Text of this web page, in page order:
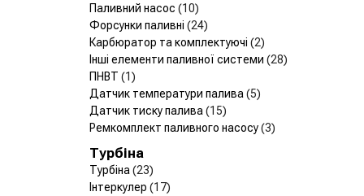
Паливний насос (10)
Форсунки паливні (24)
Карбюратор та комплектуючі (2)
Інші елементи паливної системи (28)
ПНВТ (1)
Датчик температури палива (5)
Датчик тиску палива (15)
Ремкомплект паливного насосу(3)
Турбіна
Турбіна (23)
Інтеркулер (17)